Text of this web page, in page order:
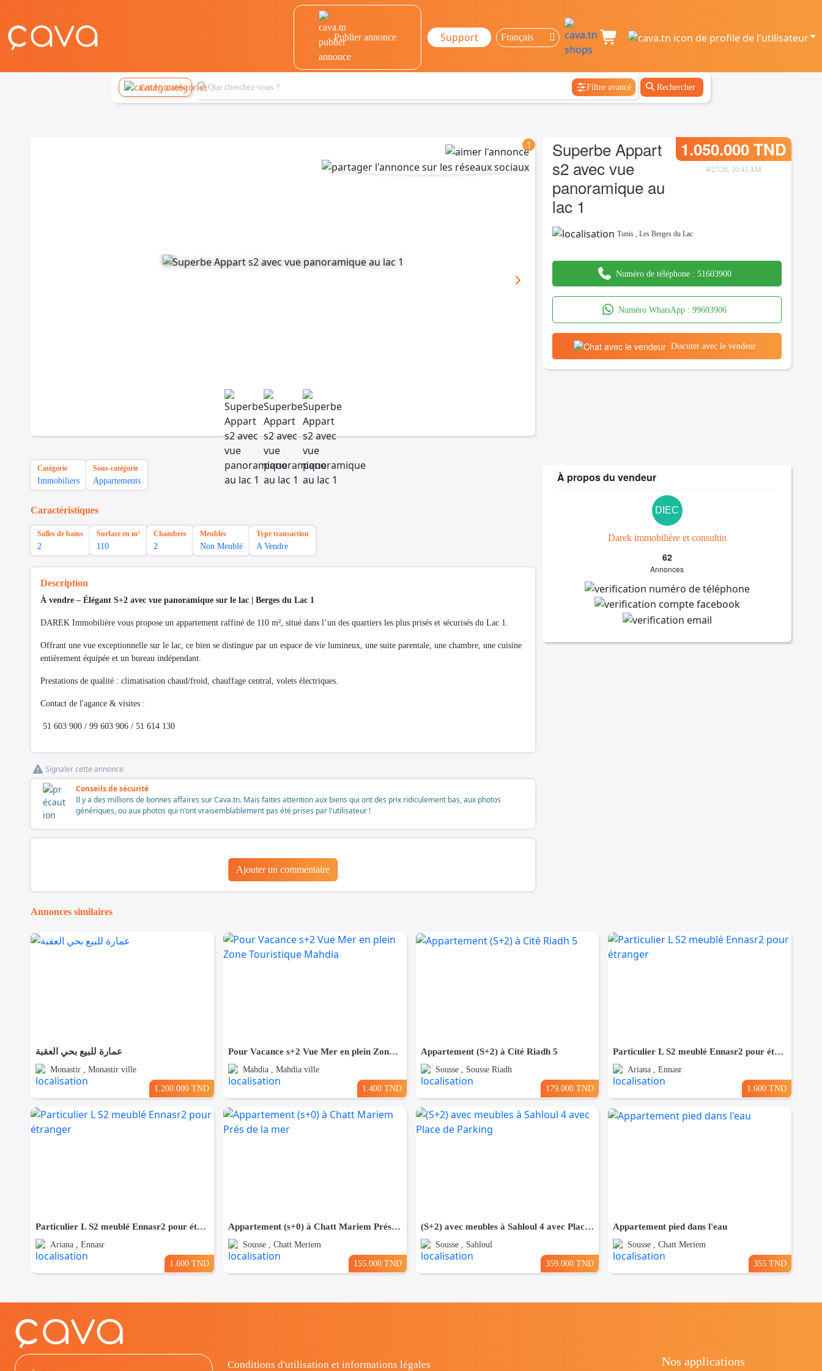
Publier annonce Support
Catégories Filtre avancé Rechercher
1
Superbe Appart
s2 avec vue
panoramique au
lac 1
1.050.000 TND
4/27/26, 10:43 AM
Tunis ,Les Berges du Lac
Numéro de téléphone : 51603900
Numéro WhatsApp :99603906
Discuter avec le vendeur
Catégorie
Immobiliers
Sous-catégorie
Appartements
Caractéristiques
Salles de bains
2
Surface en m²
110
Chambres
2
Meubles
Non Meublé
Type transaction
A Vendre
Description
À vendre – Élégant S+2 avec vue panoramique sur le lac | Berges du Lac 1
DAREK Immobilière vous propose un appartement raffiné de 110 m², situé dans l’un des quartiers les plus prisés et sécurisés du Lac 1.
Offrant une vue exceptionnelle sur le lac, ce bien se distingue par un espace de vie lumineux, une suite parentale, une chambre, une cuisine
entièrement équipée et un bureau indépendant.
Prestations de qualité : climatisation chaud/froid, chauffage central, volets électriques.
Contact de l'agance & visites :
51 603 900 / 99 603 906 / 51 614 130
Signaler cette annonce
Conseils de sécurité
Il y a des millions de bonnes affaires sur Cava.tn. Mais faites attention aux biens qui ont des prix ridiculement bas, aux photos
génériques, ou aux photos qui n'ont vraisemblablement pas été prises par l'utilisateur !
Ajouter un commentaire
À propos du vendeur
DIEC
Darek immobilière et consultin
62
Annonces
Annonces similaires
عمارة للبيع بحي العقبة
Monastir , Monastir ville
1.200.000 TND
Pour Vacance s+2 Vue Mer en plein Zone Touristique Mahdia
Mahdia , Mahdia ville
1.400 TND
Appartement (S+2) à Cité Riadh 5
Sousse , Sousse Riadh
179.000 TND
Particulier L S2 meublé Ennasr2 pour étranger
Ariana , Ennasr
1.600 TND
Particulier L S2 meublé Ennasr2 pour étranger
Ariana , Ennasr
1.600 TND
Appartement (s+0) à Chatt Mariem Prés de la mer
Sousse , Chatt Meriem
155.000 TND
(S+2) avec meubles à Sahloul 4 avec Place de Parking
Sousse , Sahloul
359.000 TND
Appartement pied dans l'eau
Sousse , Chatt Meriem
355 TND
Conditions d'utilisation et informations légales Nos applications